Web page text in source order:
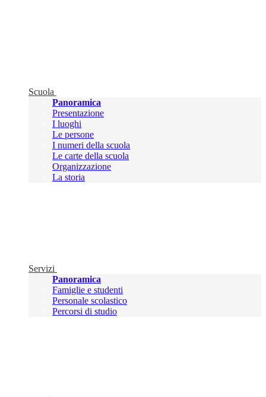
Scuola
Panoramica
Presentazione
I luoghi
Le persone
I numeri della scuola
Le carte della scuola
Organizzazione
La storia
Servizi
Panoramica
Famiglie e studenti
Personale scolastico
Percorsi di studio